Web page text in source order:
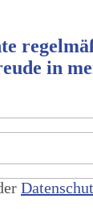
in